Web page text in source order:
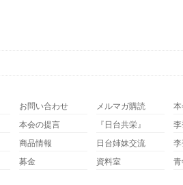
お問い合わせ メルマガ購読
本
本会の提言 『日台共栄』
李
商品情報 日台姉妹交流
募金 資料室